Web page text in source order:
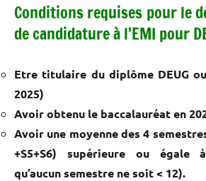
Conditions requises pour le
de candidature à l’EMI pour
Etre titulaire du diplôme DEUG ou
2025)
Avoir obtenu le baccalauréat en
Avoir une moyenne des 4
+S5+S6) supérieure ou égale
qu’aucun semestre ne soit < 12).